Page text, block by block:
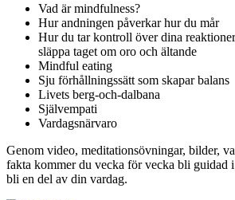
Vad är mindfulness?
Hur andningen påverkar hur du mår
Hur du tar kontroll över dina
släppa taget om oro och ältande
Mindful eating
Sju förhållningssätt som skapar balans
Livets berg-och-dalbana
Självempati
Vardagsnärvaro
Genom video, meditationsövningar, bilder,
fakta kommer du vecka för vecka bli guidad
bli en del av din vardag.